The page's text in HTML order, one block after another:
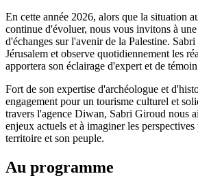
En cette année 2026, alors que la situation
continue d'évoluer, nous vous invitons à
d'échanges sur l'avenir de la Palestine.
Jérusalem et observe quotidiennement les
apportera son éclairage d'expert et de
Fort de son expertise d'archéologue et
engagement pour un tourisme culturel et
travers l'agence Diwan, Sabri Giroud nous
enjeux actuels et à imaginer les
territoire et son peuple.
Au programme